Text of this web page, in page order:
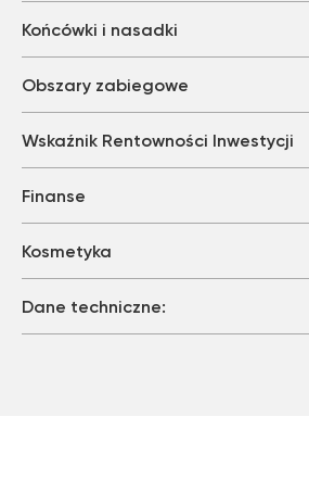
Końcówki i nasadki
Obszary zabiegowe
Wskaźnik Rentowności Inwestycji
Finanse
Kosmetyka
Dane techniczne: